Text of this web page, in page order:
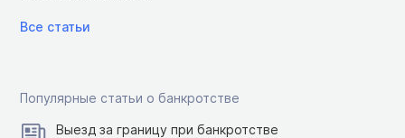
Все статьи
Популярные статьи о банкротстве
Выезд за границу при банкротстве